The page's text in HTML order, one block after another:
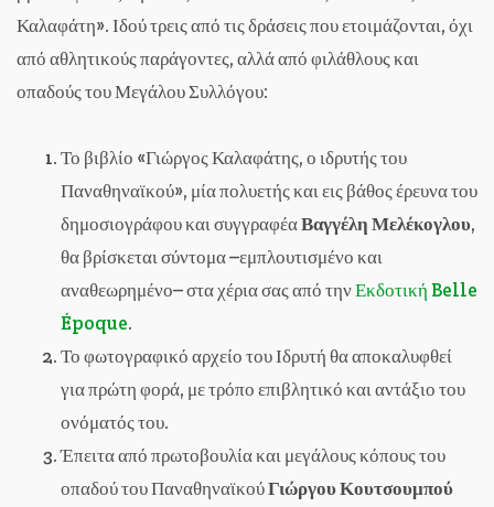
Καλαφάτη». Ιδού τρεις από τις δράσεις που ετοιμάζονται, όχι
από αθλητικούς παράγοντες, αλλά από φιλάθλους και
οπαδούς του Μεγάλου Συλλόγου:
Το βιβλίο «Γιώργος Καλαφάτης, ο ιδρυτής του
Παναθηναϊκού», μία πολυετής και εις βάθος έρευνα του
δημοσιογράφου και συγγραφέαΒαγγέλη Μελέκογλου,
θα βρίσκεται σύντομα –εμπλουτισμένο και
αναθεωρημένο– στα χέρια σας από τηνΕκδοτική Belle
Époque.
Το φωτογραφικό αρχείο του Ιδρυτή θα αποκαλυφθεί
για πρώτη φορά, με τρόπο επιβλητικό και αντάξιο του
ονόματός του.
Έπειτα από πρωτοβουλία και μεγάλους κόπους του
οπαδού του ΠαναθηναϊκούΓιώργου Κουτσουμπού